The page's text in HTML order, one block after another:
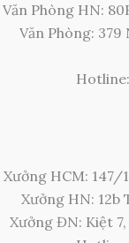
Văn Phòng HN:
Văn Phòng:
Xưởng HCM: 147/
Xưởng HN: 12b
Xưởng ĐN: Kiệt